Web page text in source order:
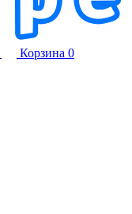
Корзина 0